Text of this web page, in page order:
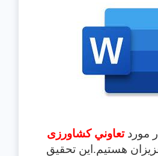
مورد تعاوني کشاورزی
هستیم.این تحقیق